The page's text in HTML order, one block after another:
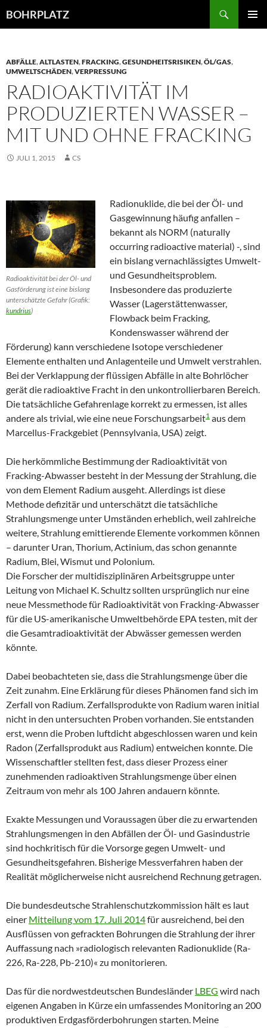
Inhalt
BOHRPLATZ
ABFÄLLE,ALTLASTEN,FRACKING,GESUNDHEITSRISIKEN,ÖL/GAS,
UMWELTSCHÄDEN,VERPRESSUNG
RADIOAKTIVITÄT IM
PRODUZIERTEN WASSER –
MIT UND OHNE FRACKING
JULI 1, 2015 CS
Radioaktivität bei der Öl- und
Gasförderung ist eine bislang
unterschätzte Gefahr (Grafik:
kundrius)
Radionuklide, die bei der Öl- und
Gasgewinnung häufig anfallen –
bekannt als NORM (naturally
occurring radioactive material) -, sind
ein bislang vernachlässigtes Umwelt-
und Gesundheitsproblem.
Insbesondere das produzierte
Wasser (Lagerstättenwasser,
Flowback beim Fracking,
Kondenswasser während der
Förderung) kann verschiedene Isotope verschiedener
Elemente enthalten und Anlagenteile und Umwelt verstrahlen.
Bei der Verklappung der flüssigen Abfälle in alte Bohrlöcher
gerät die radioaktive Fracht in den unkontrollierbaren Bereich.
Die tatsächliche Gefahrenlage korrekt zu ermessen, ist alles
andere als trivial, wie eine neue Forschungsarbeit1 aus dem
Marcellus-Frackgebiet (Pennsylvania, USA) zeigt.
Die herkömmliche Bestimmung der Radioaktivität von
Fracking-Abwasser besteht in der Messung der Strahlung, die
von dem Element Radium ausgeht. Allerdings ist diese
Methode defizitär und unterschätzt die tatsächliche
Strahlungsmenge unter Umständen erheblich, weil zahlreiche
weitere, Strahlung emittierende Elemente vorkommen können
– darunter Uran, Thorium, Actinium, das schon genannte
Radium, Blei, Wismut und Polonium.
Die Forscher der multidisziplinären Arbeitsgruppe unter
Leitung von Michael K. Schultz sollten ursprünglich nur eine
neue Messmethode für Radioaktivität von Fracking-Abwasser
für die US-amerikanische Umweltbehörde EPA testen, mit der
die Gesamtradioaktivität der Abwässer gemessen werden
könnte.
Dabei beobachteten sie, dass die Strahlungsmenge über die
Zeit zunahm. Eine Erklärung für dieses Phänomen fand sich im
Zerfall von Radium. Zerfallsprodukte von Radium waren initial
nicht in den untersuchten Proben vorhanden. Sie entstanden
erst, wenn die Proben luftdicht abgeschlossen waren und kein
Radon (Zerfallsprodukt aus Radium) entweichen konnte. Die
Wissenschaftler stellten fest, dass dieser Prozess einer
zunehmenden radioaktiven Strahlungsmenge über einen
Zeitraum von mehr als 100 Jahren andauern könnte.
Exakte Messungen und Voraussagen über die zu erwartenden
Strahlungsmengen in den Abfällen der Öl- und Gasindustrie
sind hochkritisch für die Vorsorge gegen Umwelt- und
Gesundheitsgefahren. Bisherige Messverfahren haben der
Realität möglicherweise nicht ausreichend Rechnung getragen.
Die bundesdeutsche Strahlenschutzkommission hält es laut
einer Mitteilung vom 17. Juli 2014für ausreichend, bei den
Ausflüssen von gefrackten Bohrungen die Strahlung der ihrer
Auffassung nach »radiologisch relevanten Radionuklide (Ra-
226, Ra-228, Pb-210)« zu monitorieren.
Das für die nordwestdeutschen Bundesländer LBEG wird nach
eigenen Angaben in Kürze ein umfassendes Monitoring an 200
produktiven Erdgasförderbohrungen starten. Meine